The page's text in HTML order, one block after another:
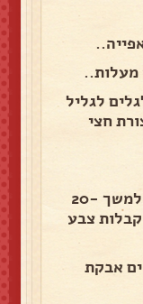
לגליל
לצורת חצי
אופים בתנור שחומם מראש למשך 20-
צבע
אבקת